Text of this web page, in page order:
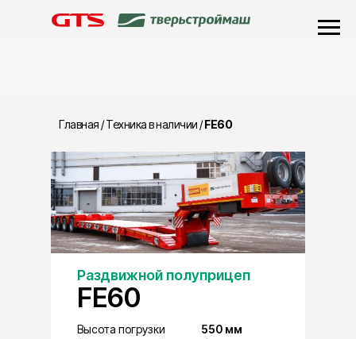
Главная/Техника в наличии/FE60
Раздвижной полуприцеп
FE60
Высота погрузки
550 мм